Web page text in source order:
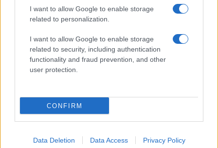
I want to allow Google to enable storage
related to personalization.
I want to allow Google to enable storage
related to security, including authentication
functionality and fraud prevention, and other
user protection.
CONFIRM
Data Deletion Data Access Privacy Policy
Vuoi rimanere sempre aggiornato?
Iscriviti alla newsletter di Gallura Oggi e ricevi le nostre
email periodiche contenenti le ultime notizie pubblicate
sul sito web!
Utilizziamo Mailchimp come piattaforma di
marketing. Iscrivendoti alla newsletter accetti che le